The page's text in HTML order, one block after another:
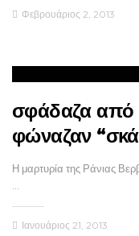
Φεβρουάριος 2, 2013
σφάδαζα από
φώναζαν
Η μαρτυρία της Ράνιας
Ιανουάριος 21, 2013